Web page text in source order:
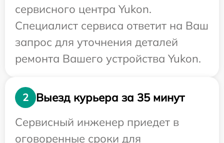
сервисного центра Yukon.
Специалист сервиса ответит на Ваш
запрос для уточнения деталей
ремонта Вашего устройства Yukon.
2
Выезд курьера за 35 минут
Сервисный инженер приедет в
оговоренные сроки для